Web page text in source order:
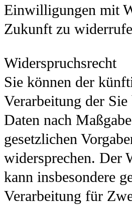
Einwilligungen mit
Zukunft zu
Widerspruchsrecht
Sie können der
Verarbeitung der Sie
Daten nach
gesetzlichen
widersprechen. Der
kann insbesondere
Verarbeitung für